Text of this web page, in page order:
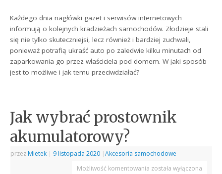
Każdego dnia nagłówki gazet i serwisów internetowych
informują o kolejnych kradzieżach samochodów. Złodzieje stali
się nie tylko skuteczniejsi, lecz również i bardziej zuchwali,
ponieważ potrafią ukraść auto po zaledwie kilku minutach od
zaparkowania go przez właściciela pod domem. W jaki sposób
jest to możliwe i jak temu przeciwdziałać?
Jak wybrać prostownik
akumulatorowy?
przez Mietek | 9 listopada 2020 |Akcesoria samochodowe
Możliwość komentowania została wyłączona